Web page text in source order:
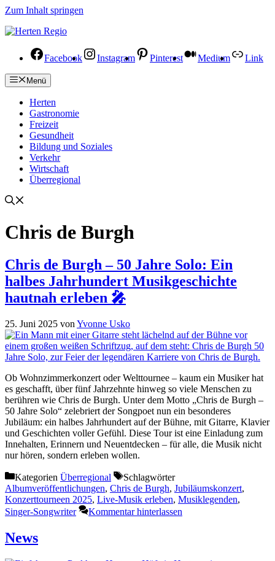
Zum Inhalt springen
Facebook Instagram Pinterest Medium Link
Menü
Herten
Gastronomie
Freizeit
Gesundheit
Bildung und Soziales
Verkehr
Wirtschaft
Überregional
Chris de Burgh
Chris de Burgh – 50 Jahre Solo: Ein
halbes Jahrhundert Musikgeschichte
hautnah erleben 🎤
25. Juni 2025 von Yvonne Usko
Ob Wohnzimmerkonzert oder Welttournee – kaum ein Musiker hat
es geschafft, über fünf Jahrzehnte hinweg so viele Menschen zu
berühren wie Chris de Burgh. Unter dem Motto „Chris de Burgh –
50 Jahre Solo“ zelebriert der Songpoet nun ein besonderes
Jubiläum: ein halbes Jahrhundert auf der Bühne, mit Gitarre, Klavier
und Geschichten voller Gefühl. Diese Tour ist eine Einladung zum
Innehalten, Erinnern und Neuentdecken – für alle, die Musik nicht
nur hören, sondern erleben wollen.
Kategorien Überregional
Schlagwörter
Albumveröffentlichungen, Chris de Burgh, Jubiläumskonzert,
Konzerttourneen 2025, Live-Musik erleben, Musiklegenden,
Singer-Songwriter
Kommentar hinterlassen
News